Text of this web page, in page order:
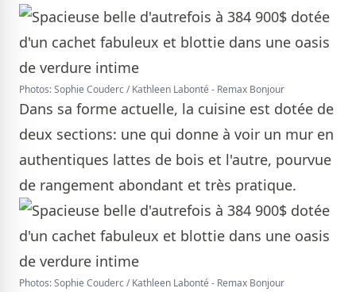
Photos: Sophie Couderc / Kathleen Labonté - Remax Bonjour
Dans sa forme actuelle, la cuisine est dotée de
deux sections: une qui donne à voir un mur en
authentiques lattes de bois et l'autre, pourvue
de rangement abondant et très pratique.
Photos: Sophie Couderc / Kathleen Labonté - Remax Bonjour